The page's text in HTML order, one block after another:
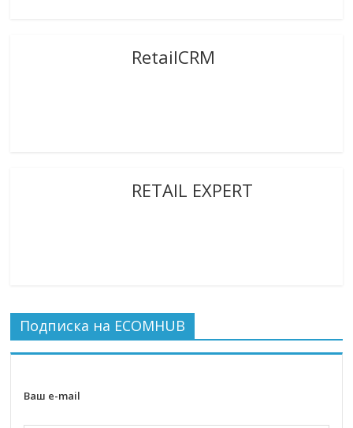
RetailCRM
RETAIL EXPERT
Подписка на ECOMHUB
Ваш e-mail